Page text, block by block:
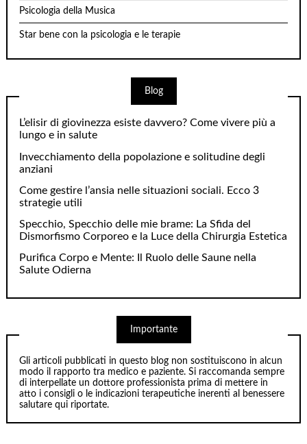
Psicologia della Musica
Star bene con la psicologia e le terapie
Blog
L’elisir di giovinezza esiste davvero? Come vivere più a
lungo e in salute
Invecchiamento della popolazione e solitudine degli
anziani
Come gestire l’ansia nelle situazioni sociali. Ecco 3
strategie utili
Specchio, Specchio delle mie brame: La Sfida del
Dismorfismo Corporeo e la Luce della Chirurgia Estetica
Purifica Corpo e Mente: Il Ruolo delle Saune nella
Salute Odierna
Importante
Gli articoli pubblicati in questo blog non sostituiscono in alcun
modo il rapporto tra medico e paziente. Si raccomanda sempre
di interpellate un dottore professionista prima di mettere in
atto i consigli o le indicazioni terapeutiche inerenti al benessere
salutare qui riportate.